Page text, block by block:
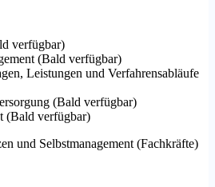
verfügbar)
(Bald verfügbar)
Leistungen und Verfahrensabläufe
(Bald verfügbar)
(Bald verfügbar)
und Selbstmanagement (Fachkräfte)